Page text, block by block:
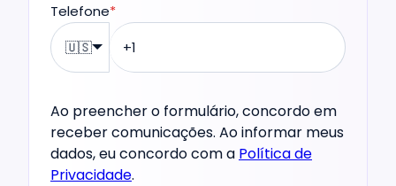
Telefone*
🇺🇸
Ao preencher o formulário, concordo em
receber comunicações. Ao informar meus
dados, eu concordo com a Política de
Privacidade.